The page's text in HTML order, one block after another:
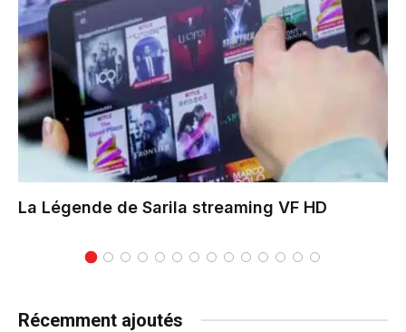
La Légende de Sarila streaming VF HD
Récemment ajoutés